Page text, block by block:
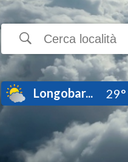
Longobar... 29°